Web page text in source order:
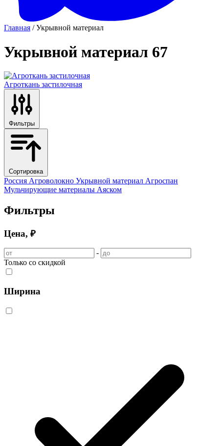
Главная / Укрывной материал
Укрывной материал 67
Агроткань застилочная
Фильтры
Сортировка
Россия Агроволокно Укрывной материал Агроспан
Мульчирующие материалы Аяском
Фильтры
Цена, ₽
-
Только со скидкой
Ширина